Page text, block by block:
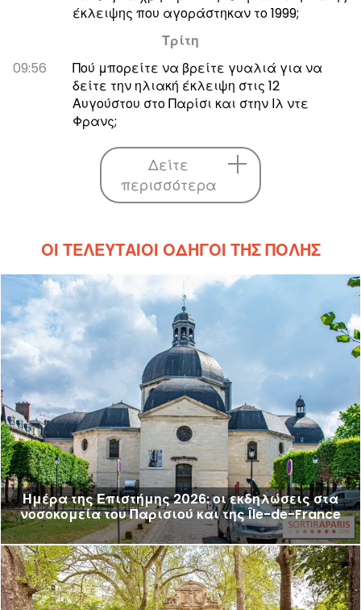
έκλειψης που αγοράστηκαν το 1999;
Τρίτη
09:56
Πού μπορείτε να βρείτε γυαλιά για να
δείτε την ηλιακή έκλειψη στις 12
Αυγούστου στο Παρίσι και στην Ιλ ντε
Φρανς;
Δείτε
περισσότερα
ΟΙ ΤΕΛΕΥΤΑΊΟΙ ΟΔΗΓΟΊ ΤΗΣ ΠΌΛΗΣ
Ημέρα της Επιστήμης 2026: οι εκδηλώσεις στα
νοσοκομεία του Παρισιού και της Île-de-France